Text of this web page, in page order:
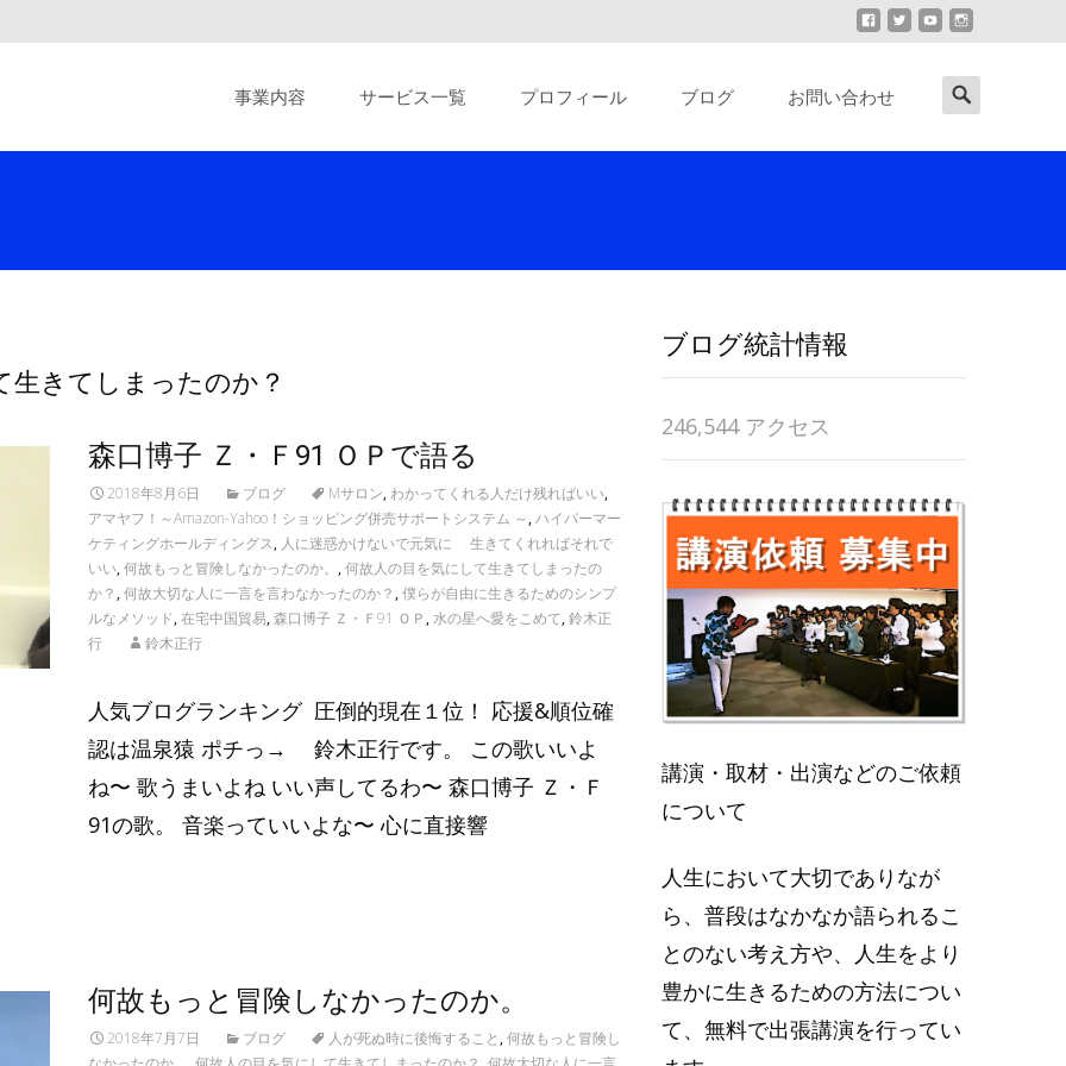
事業内容 サービス一覧 プロフィール ブログ お問い合わせ
Search
きてしまったのか？
森口博子 Ｚ・Ｆ91 ＯＰで語る
2018年8月6日 ブログ Mサロン,わかってくれる人だけ残ればいい,
アマヤフ！～Amazon-Yahoo！ショッピング併売サポートシステム ～,ハイパーマー
ケティングホールディングス, 人に迷惑かけないで元気に 生きてくれればそれで
いい,何故もっと冒険しなかったのか。 ,何故人の目を気にして生きてしまったの
か？ ,何故大切な人に一言を言わなかったのか？ ,僕らが自由に生きるためのシンプ
ルなメソッド,在宅中国貿易,森口博子 Ｚ・Ｆ91 ＯＰ ,水の星へ愛をこめて,鈴木正
行
鈴木正行
人気ブログランキング 圧倒的現在１位！ 応援&順位確
認は温泉猿 ポチっ→ 鈴木正行です。 この歌いいよ
ね〜 歌うまいよね いい声してるわ〜 森口博子 Ｚ・Ｆ
91の歌。 音楽っていいよな〜 心に直接響
何故もっと冒険しなかったのか。
2018年7月7日 ブログ 人が死ぬ時に後悔すること ,何故もっと冒険し
ブログ統計情報
246,544 アクセス
講演・取材・出演などのご依頼
について
人生において大切でありなが
ら、普段はなかなか語られるこ
とのない考え方や、人生をより
豊かに生きるための方法につい
て、無料で出張講演を行ってい